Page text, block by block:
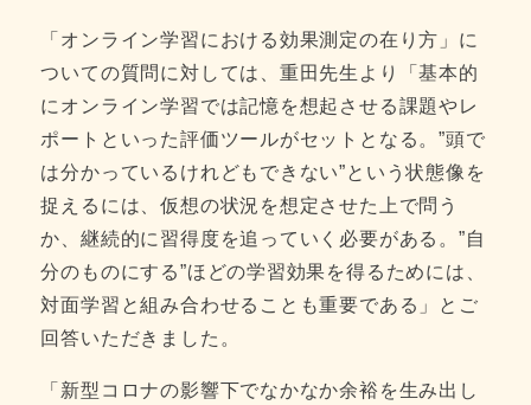
「オンライン学習における効果測定の在り方」に
ついての質問に対しては、重田先生より「基本的
にオンライン学習では記憶を想起させる課題やレ
ポートといった評価ツールがセットとなる。”頭で
は分かっているけれどもできない”という状態像を
捉えるには、仮想の状況を想定させた上で問う
か、継続的に習得度を追っていく必要がある。”自
分のものにする”ほどの学習効果を得るためには、
対面学習と組み合わせることも重要である」とご
回答いただきました。
「新型コロナの影響下でなかなか余裕を生み出し